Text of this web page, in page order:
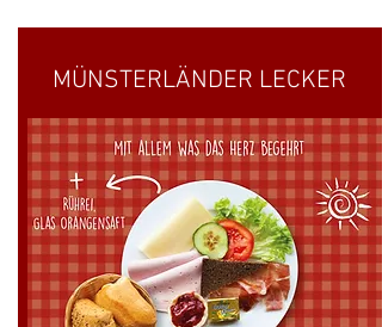
MÜNSTERLÄNDER LECKER